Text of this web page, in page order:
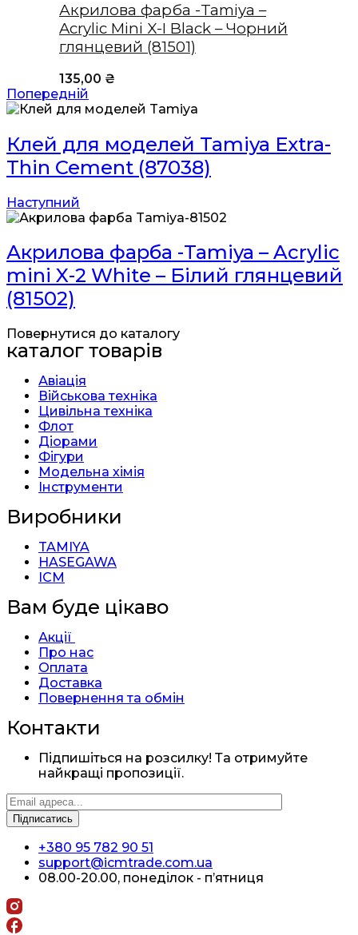
Акрилова фарба -Tamiya –
Acrylic Mini X-I Black – Чорний
глянцевий (81501)
135,00 ₴
Попередній
Клей для моделей Tamiya Extra-
Thin Cement (87038)
Наступний
Акрилова фарба -Tamiya – Acrylic
mini X-2 White – Білий глянцевий
(81502)
Повернутися до каталогу
каталог товарів
Авіація
Військова техніка
Цивільна техніка
Флот
Діорами
Фігури
Модельна хімія
Інструменти
Виробники
TAMIYA
HASEGAWA
ICM
Вам буде цікаво
Акції
Про нас
Оплата
Доставка
Повернення та обмін
Контакти
Підпишіться на розсилку! Та отримуйте
найкращі пропозиції.
+380 95 782 90 51
support@icmtrade.com.ua
08.00-20.00, понеділок - п’ятниця